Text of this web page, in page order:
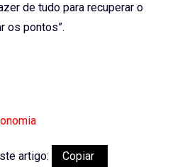
de tudo para recuperar o
os pontos”.
artigo: Copiar